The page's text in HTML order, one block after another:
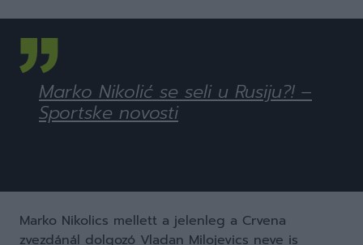
Marko Nikolić se seli u Rusiju?! –
Sportske novosti
Marko Nikolics mellett a jelenleg a Crvena
zvezdánál dolgozó Vladan Milojevics neve is